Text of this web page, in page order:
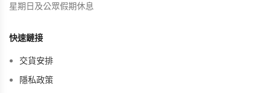
星期日及公眾假期休息
快速鏈接
交貨安排
隱私政策